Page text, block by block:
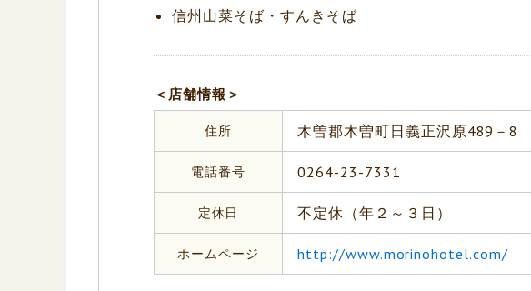
信州山菜そば・すんきそば
＜店舗情報＞
住所 木曽郡木曽町日義正沢原489－8
電話番号 0264-23-7331
定休日 不定休（年２～３日）
ホームページ http://www.morinohotel.com/